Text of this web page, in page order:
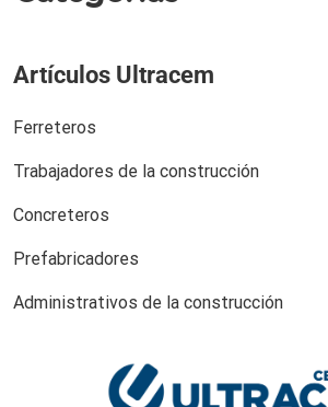
Artículos Ultracem
Ferreteros
Trabajadores de la construcción
Concreteros
Prefabricadores
Administrativos de la construcción